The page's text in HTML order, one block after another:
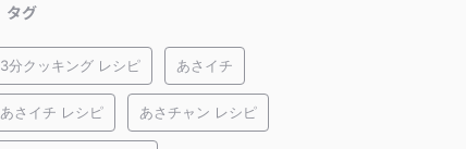
タグ
3分クッキング レシピ あさイチ
あさイチ レシピ あさチャン レシピ